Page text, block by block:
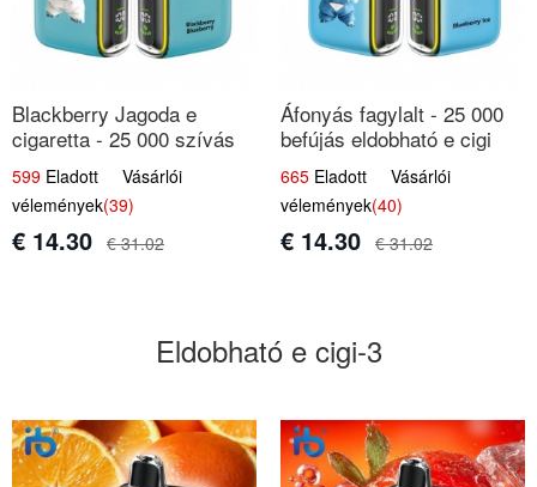
Blackberry Jagoda e
cigaretta - 25 000 szívás
599 Eladott Vásárlói
vélemények(39)
€ 14.30 € 31.02
Áfonyás fagylalt - 25 000
befújás eldobható e cigi
665 Eladott Vásárlói
vélemények(40)
€ 14.30 € 31.02
Eldobható e cigi-3